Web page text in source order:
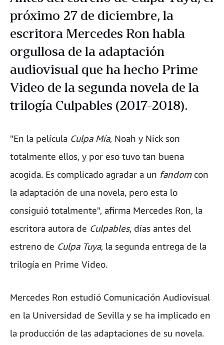
próximo 27 de diciembre, la
escritora Mercedes Ron habla
orgullosa de la adaptación
audiovisual que ha hecho Prime
Video de la segunda novela de la
trilogía Culpables (2017-2018).
"En la película Culpa Mía, Noah y Nick son
totalmente ellos, y por eso tuvo tan buena
acogida. Es complicado agradar a un fandomcon
la adaptación de una novela, pero esta lo
consiguió totalmente", afirma Mercedes Ron, la
escritora autora de Culpables, días antes del
estreno de Culpa Tuya, la segunda entrega de la
trilogía en Prime Video.
Mercedes Ron estudió Comunicación Audiovisual
en la Universidad de Sevilla y se ha implicado en
la producción de las adaptaciones de su novela.